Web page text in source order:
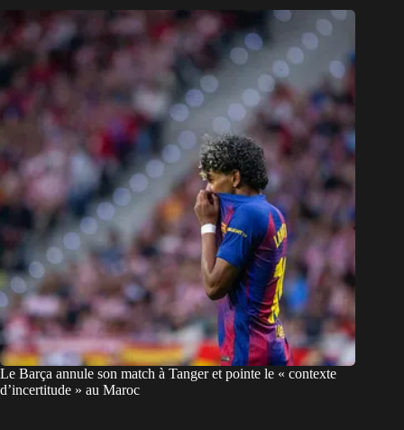
Le Barça annule son match à Tanger et pointe le « contexte
d’incertitude » au Maroc